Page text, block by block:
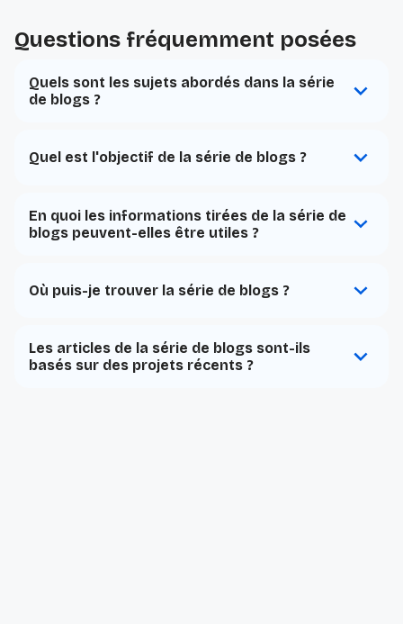
Questions fréquemment posées
Quels sont les sujets abordés dans la série
de blogs ?
Quel est l'objectif de la série de blogs ?
En quoi les informations tirées de la série de
blogs peuvent-elles être utiles ?
Où puis-je trouver la série de blogs ?
Les articles de la série de blogs sont-ils
basés sur des projets récents ?